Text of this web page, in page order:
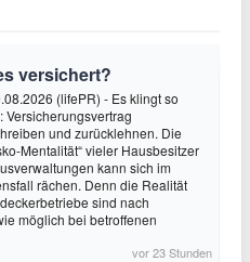
versichert?
(lifePR) - Es klingt so
Versicherungsvertrag
und zurücklehnen. Die
Mentalität“ vieler Hausbesitzer
kann sich im
rächen. Denn die Realität
sind nach
möglich bei betroffenen
vor 23 Stunden